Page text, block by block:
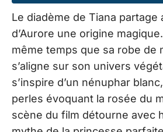
Le diadème de Tiana partage
d’Aurore une origine
même temps que sa robe de
s’aligne sur son univers
s’inspire d’un nénuphar
perles évoquant la rosée du
scène du film détourne avec